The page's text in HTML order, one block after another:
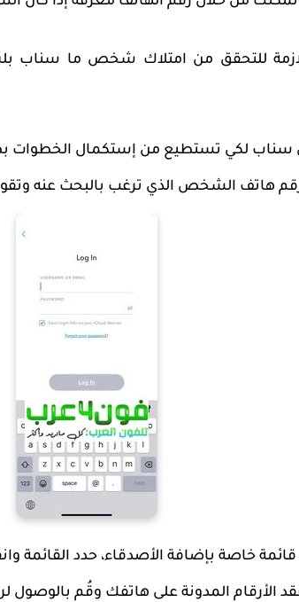
للتحقق من امتلاك شخص ما سناب
سناب لكي تستطيع من إستكمال الخطوات
هاتف الشخص الذي ترغب بالبحث عنه
خاصة بإضافة الأصدقاء، حدد القائمة
الأرقام المدونة على هاتفك وقُم